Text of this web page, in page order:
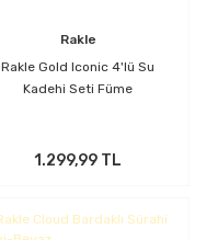
Rakle
Rakle Gold Iconic 4'lü Su
Kadehi Seti Füme
1.299,99 TL